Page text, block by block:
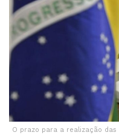
O prazo para a realização